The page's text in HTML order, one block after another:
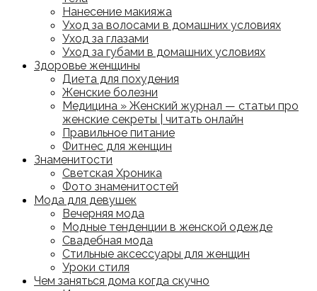
Нанесение макияжа
Уход за волосами в домашних условиях
Уход за глазами
Уход за губами в домашних условиях
Здоровье женщины
Диета для похудения
Женские болезни
Медицина » Женский журнал — статьи про
женские секреты | читать онлайн
Правильное питание
Фитнес для женщин
Знаменитости
Светская Хроника
Фото знаменитостей
Мода для девушек
Вечерняя мода
Модные тенденции в женской одежде
Свадебная мода
Стильные аксессуары для женщин
Уроки стиля
Чем заняться дома когда скучно